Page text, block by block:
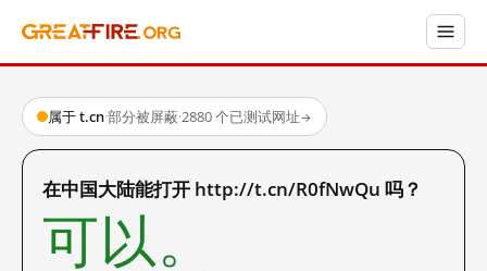
属于 t.cn·部分被屏蔽·2880 个已测试网址→
在中国大陆能打开 http://t.cn/R0fNwQu 吗？
可以。